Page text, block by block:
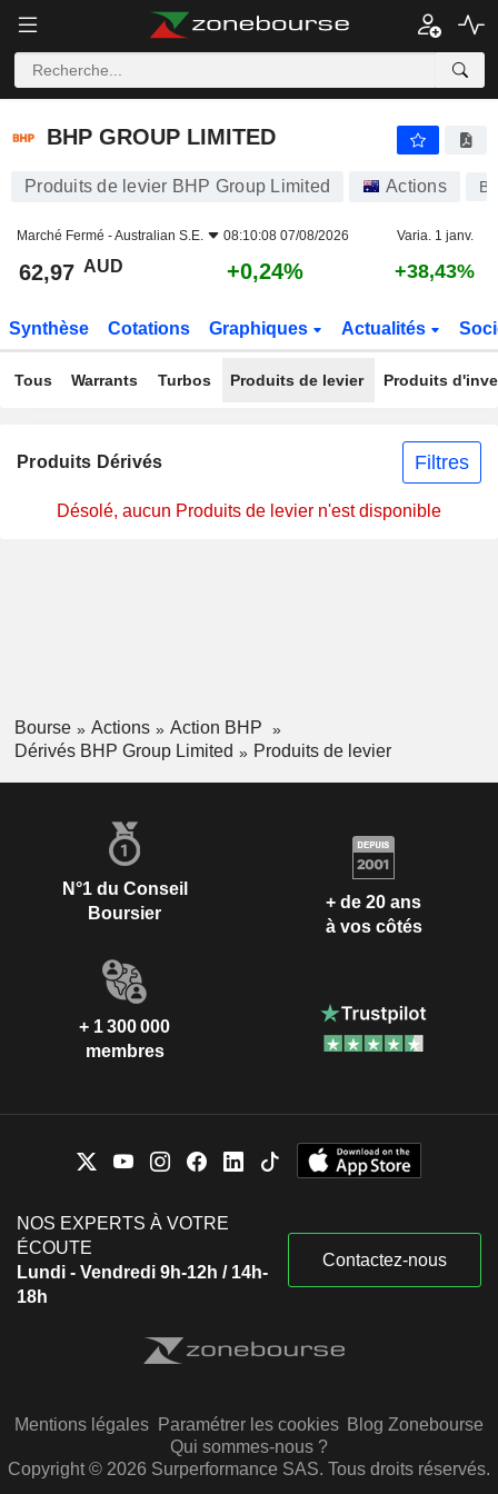
BHP GROUP LIMITED
BHP GROUP LIMITED
Produits de levier BHP Group Limited Actions
Marché Fermé -Australian S.E. 08:10:08 07/08/2026 Varia. 1 janv.
62,97 AUD +0,24% +38,43%
Synthèse Cotations Graphiques Actualités
Tous Warrants Turbos Produits de levier Produits
Produits Dérivés Filtres
Désolé, aucun Produits de levier n'est disponible
Bourse Actions
Action BHP
Dérivés BHP Group Limited
Produits de levier
N°1 du Conseil
Boursier
+ de 20 ans
à vos côtés
+ 1 300 000
membres
NOS EXPERTS À VOTRE
ÉCOUTE
Lundi - Vendredi 9h-12h / 14h-
18h
Contactez-nous
Mentions légales Paramétrer les cookies Blog Zonebourse
Qui sommes-nous ?
Copyright © 2026 Surperformance SAS. Tous droits réservés.